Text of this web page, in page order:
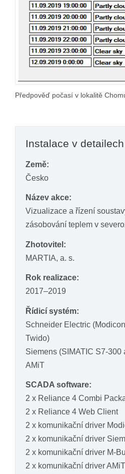
Předpověď počasí v lokalitě
Instalace v detailech
Země:
Česko
Název akce:
Vizualizace a řízení
zásobování teplem v
Zhotovitel:
MARTIA, a. s.
Rok realizace:
2017–2019
Řídicí systém:
Schneider Electric
Twido)
Siemens (SIMATIC S7-300
AMiT
SCADA software:
2 x Reliance 4 Combi
2 x Reliance 4 Web Client
2 x komunikační driver
2 x komunikační driver
2 x komunikační driver M-
2 x komunikační driver AMiT